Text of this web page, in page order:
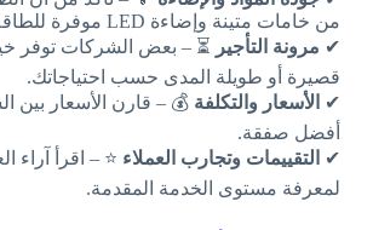
من خامات متينة وإضاءة LED موفرة للطاقة.
✔ مرونة التأجير
⏳ – بعض الشركات توفر
قصيرة أو طويلة المدى حسب احتياجاتك.
✔ الأسعار والتكلفة 💰 – قارن الأسعار بين
أفضل صفقة.
✔
التقييمات وتجارب العملاء ⭐ – اقرأ آراء
لمعرفة مستوى الخدمة المقدمة.